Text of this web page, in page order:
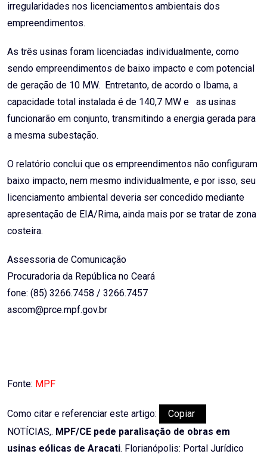
irregularidades nos licenciamentos ambientais dos
empreendimentos.
As três usinas foram licenciadas individualmente, como
sendo empreendimentos de baixo impacto e com potencial
de geração de 10 MW. Entretanto, de acordo o Ibama, a
capacidade total instalada é de 140,7 MW e as usinas
funcionarão em conjunto, transmitindo a energia gerada para
a mesma subestação.
O relatório conclui que os empreendimentos não configuram
baixo impacto, nem mesmo individualmente, e por isso, seu
licenciamento ambiental deveria ser concedido mediante
apresentação de EIA/Rima, ainda mais por se tratar de zona
costeira.
Assessoria de Comunicação
Procuradoria da República no Ceará
fone: (85) 3266.7458 / 3266.7457
ascom@prce.mpf.gov.br
Fonte: MPF
Como citar e referenciar este artigo:
Copiar
NOTÍCIAS,. MPF/CE pede paralisação de obras em
usinas eólicas de Aracati. Florianópolis: Portal Jurídico